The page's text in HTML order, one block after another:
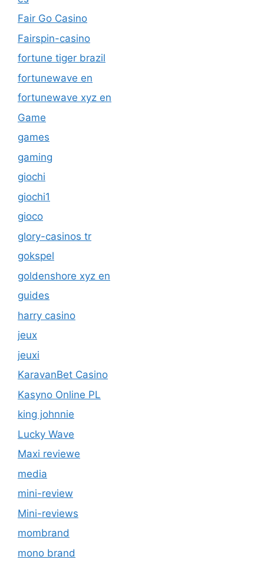
Fair Go Casino
Fairspin-casino
fortune tiger brazil
fortunewave en
fortunewave xyz en
Game
games
gaming
giochi
giochi1
gioco
glory-casinos tr
gokspel
goldenshore xyz en
guides
harry casino
jeux
jeuxi
KaravanBet Casino
Kasyno Online PL
king johnnie
Lucky Wave
Maxi reviewe
media
mini-review
Mini-reviews
mombrand
mono brand